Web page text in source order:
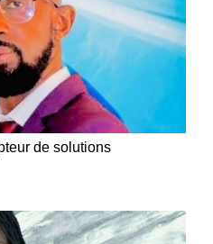
de solutions